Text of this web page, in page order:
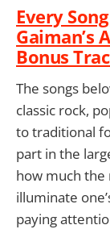
Every
Gaiman’s
Bonus
The songs
classic rock,
to traditional
part in the
how much the
illuminate
paying